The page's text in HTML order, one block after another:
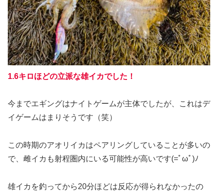
1.6キロほどの立派な雄イカでした！
今までエギングはナイトゲームが主体でしたが、これはデ
イゲームはまりそうです（笑）
この時期のアオリイカはペアリングしていることが多いの
で、雌イカも射程圏内にいる可能性が高いです(=ﾟωﾟ)ﾉ
雄イカを釣ってから20分ほどは反応が得られなかったの